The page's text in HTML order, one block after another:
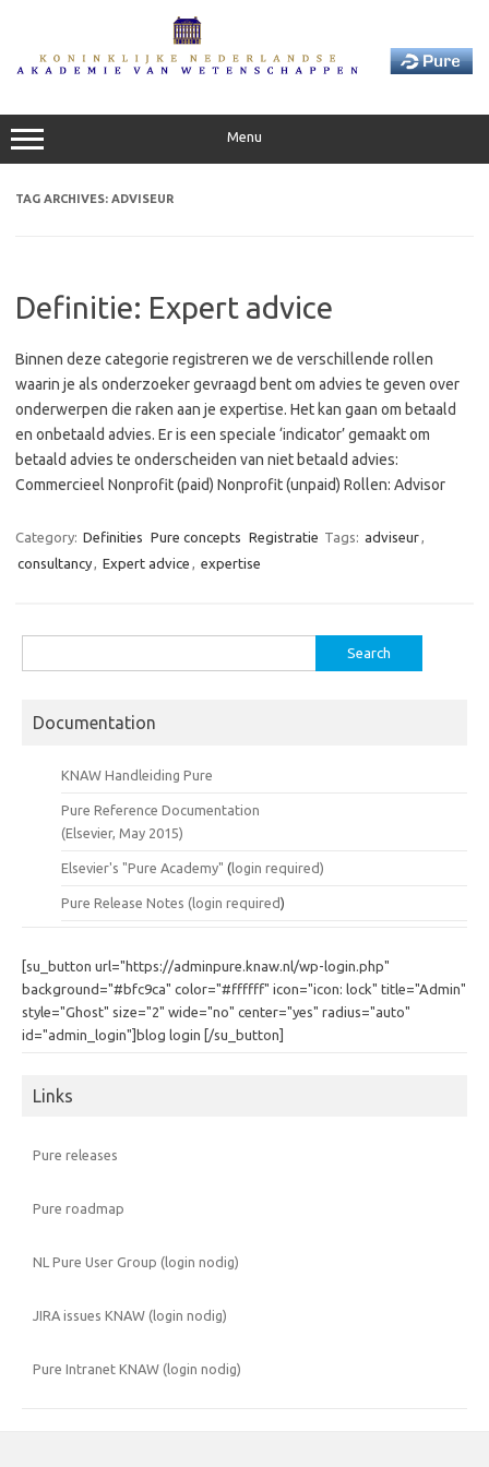
Menu
TAG ARCHIVES: ADVISEUR
Definitie: Expert advice
Binnen deze categorie registreren we de verschillende rollen
waarin je als onderzoeker gevraagd bent om advies te geven over
onderwerpen die raken aan je expertise. Het kan gaan om betaald
en onbetaald advies. Er is een speciale ‘indicator’ gemaakt om
betaald advies te onderscheiden van niet betaald advies:
Commercieel Nonprofit (paid) Nonprofit (unpaid) Rollen: Advisor
Category: Definities Pure concepts Registratie Tags: adviseur,
consultancy, Expert advice , expertise
for:
Documentation
KNAW Handleiding Pure
Pure Reference Documentation
(Elsevier, May 2015)
Elsevier's "Pure Academy" (login required)
Pure Release Notes (login required)
[su_button url="https://adminpure.knaw.nl/wp-login.php"
background="#bfc9ca" color="#ffffff" icon="icon: lock" title="Admin"
style="Ghost" size="2" wide="no" center="yes" radius="auto"
id="admin_login"]blog login [/su_button]
Links
Pure releases
Pure roadmap
NL Pure User Group (login nodig)
JIRA issues KNAW (login nodig)
Pure Intranet KNAW (login nodig)